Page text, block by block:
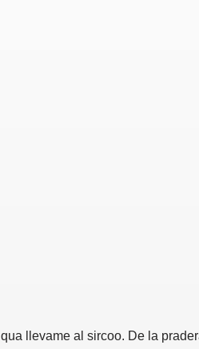
llevame al sircoo. De la